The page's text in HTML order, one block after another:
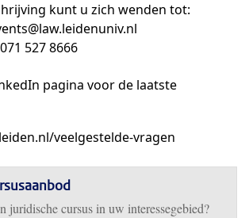
kunt u zich wenden tot:
071 527 8666
pagina voor de laatste
veelgestelde-vragen
juridische cursus in uw interessegebied?